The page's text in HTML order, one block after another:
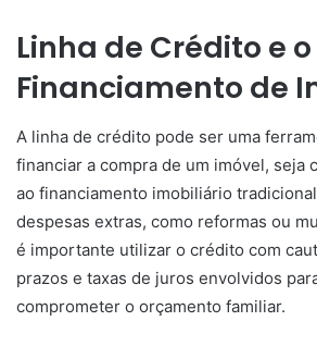
Linha de Crédito e o
Financiamento de
A linha de crédito pode ser uma
financiar a compra de um imóvel, seja
ao financiamento imobiliário
despesas extras, como reformas ou
é importante utilizar o crédito com
prazos e taxas de juros envolvidos
comprometer o orçamento familiar.